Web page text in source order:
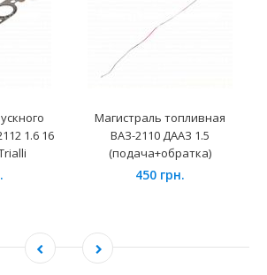
1.6 16
Магистраль топливная
ВАЗ-2110 ДААЗ 1.5
(подача+обратка)
450 грн.